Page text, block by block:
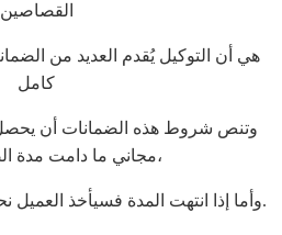
القصاصين
هي أن التوكيل يُقدم العديد من
كامل
وتنص شروط هذه الضمانات أن
مجاني ما دامت مدة الضمان سارية،
وأما إذا انتهت المدة فسيأخذ العميل نحو 50% تخفيض على الصيانة.